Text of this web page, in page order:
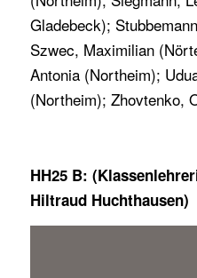
Gladebeck);
Szwec, Maximilian
Antonia (Northeim);
(Northeim); Zhovtenko,
HH25 B:
Hiltraud Huchthausen)